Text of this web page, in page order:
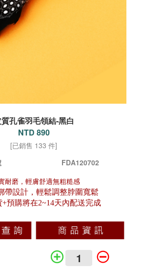
孔雀羽毛領結-黑白
NTD 890
[已銷售 133 件]
FDA120702
耐磨，輕膚舒適無粗糙感
帶設計，輕鬆調整脖圍寬鬆
預購將在2~14天內配送完成